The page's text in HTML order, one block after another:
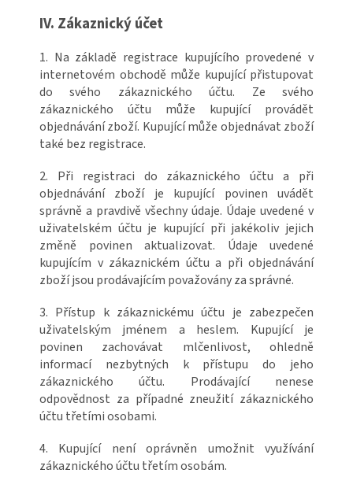
IV. Zákaznický účet
1. Na základě registrace kupujícího provedené v
internetovém obchodě může kupující přistupovat
do svého zákaznického účtu. Ze svého
zákaznického účtu může kupující provádět
objednávání zboží. Kupující může objednávat zboží
také bez registrace.
2. Při registraci do zákaznického účtu a při
objednávání zboží je kupující povinen uvádět
správně a pravdivě všechny údaje. Údaje uvedené v
uživatelském účtu je kupující při jakékoliv jejich
změně povinen aktualizovat. Údaje uvedené
kupujícím v zákaznickém účtu a při objednávání
zboží jsou prodávajícím považovány za správné.
3. Přístup k zákaznickému účtu je zabezpečen
uživatelským jménem a heslem. Kupující je
povinen zachovávat mlčenlivost, ohledně
informací nezbytných k přístupu do jeho
zákaznického účtu. Prodávající nenese
odpovědnost za případné zneužití zákaznického
účtu třetími osobami.
4. Kupující není oprávněn umožnit využívání
zákaznického účtu třetím osobám.